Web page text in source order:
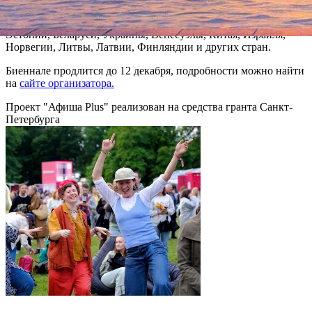
художников, также будут представлены акварели мастеров из
Мексики, Италии, Бразилии, Великобритании, Швеции,
Эстонии, Беларуси, Украины, Венесуэлы, Китая, Израиля,
Норвегии, Литвы, Латвии, Финляндии и других стран.
Биеннале продлится до 12 декабря, подробности можно найти
на сайте организатора.
Проект "Афиша Plus" реализован на средства гранта Санкт-
Петербурга